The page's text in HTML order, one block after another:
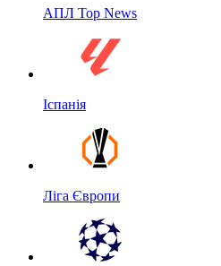
АПЛ Top News
Іспанія
Ліга Європи